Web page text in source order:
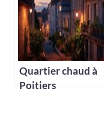
Quartier chaud à
Poitiers